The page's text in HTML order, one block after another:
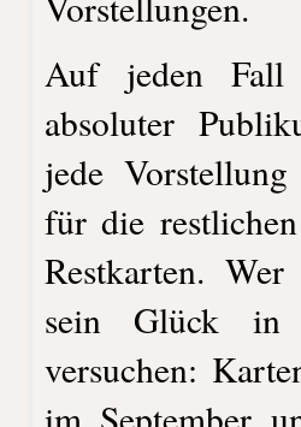
Auf jeden Fall
absoluter
jede
für die
Restkarten.
sein Glück in
versuchen: